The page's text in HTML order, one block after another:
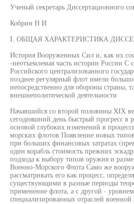
Ученый секретарь Диссертационного
Кобрин Н И
I. ОБЩАЯ ХАРАКТЕРИСТИКА
История Вооруженных Сил и, как их
-неотъемлемая часть истории России С
Российского централизованного
позднее регулярный флот имели
непосредственно для обороны страны,
внешнеполитической деятельности
Начавшийся со второй половины XIX
сегодняшний день быстрый прогресс в
основой глубоких изменений в
морских флотов Появление новых
при больших финансовых затратах
один корабль стоимость прежних
подхода к выбору типов оружия и
Военно-Морского Флота Само же
рассматривать его как процесс,
существующими в разные периоды
применение флота, а с другой -
специализированных отраслей